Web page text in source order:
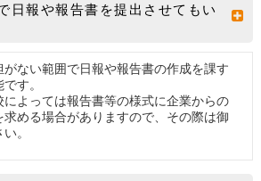
日報や報告書を提出させてもい
がない範囲で日報や報告書の作成を課す
す。
によっては報告書等の様式に企業からの
求める場合がありますので、その際は御
。